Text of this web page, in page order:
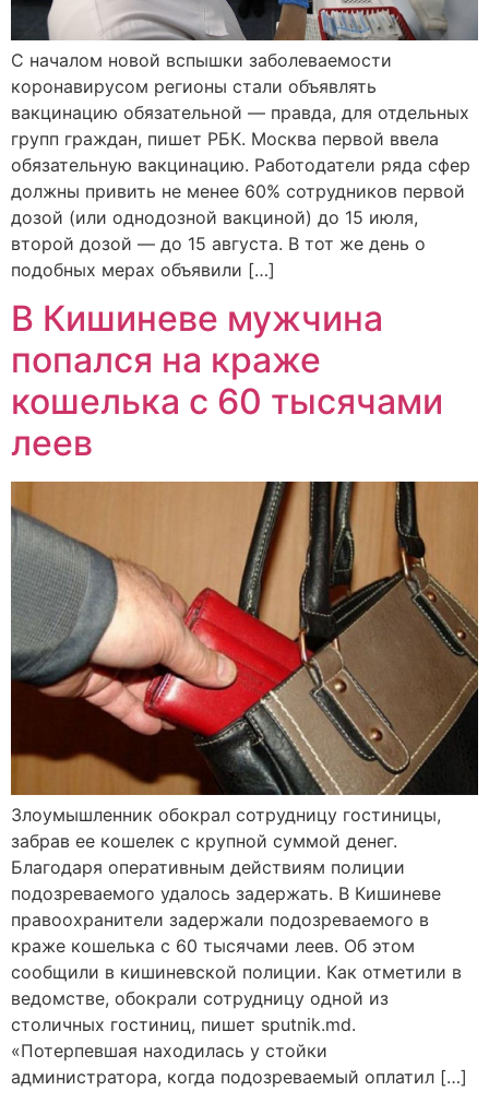
С началом новой вспышки заболеваемости
коронавирусом регионы стали объявлять
вакцинацию обязательной — правда, для отдельных
групп граждан, пишет РБК. Москва первой ввела
обязательную вакцинацию. Работодатели ряда сфер
должны привить не менее 60% сотрудников первой
дозой (или однодозной вакциной) до 15 июля,
второй дозой — до 15 августа. В тот же день о
подобных мерах объявили […]
В Кишиневе мужчина
попался на краже
кошелька с 60 тысячами
леев
Злоумышленник обокрал сотрудницу гостиницы,
забрав ее кошелек с крупной суммой денег.
Благодаря оперативным действиям полиции
подозреваемого удалось задержать. В Кишиневе
правоохранители задержали подозреваемого в
краже кошелька с 60 тысячами леев. Об этом
сообщили в кишиневской полиции. Как отметили в
ведомстве, обокрали сотрудницу одной из
столичных гостиниц, пишет sputnik.md.
«Потерпевшая находилась у стойки
администратора, когда подозреваемый оплатил […]